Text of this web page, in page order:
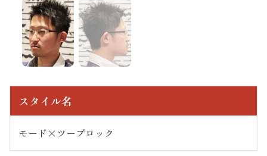
スタイル名
モード×ツーブロック